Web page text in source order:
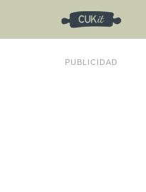
PUBLICIDAD